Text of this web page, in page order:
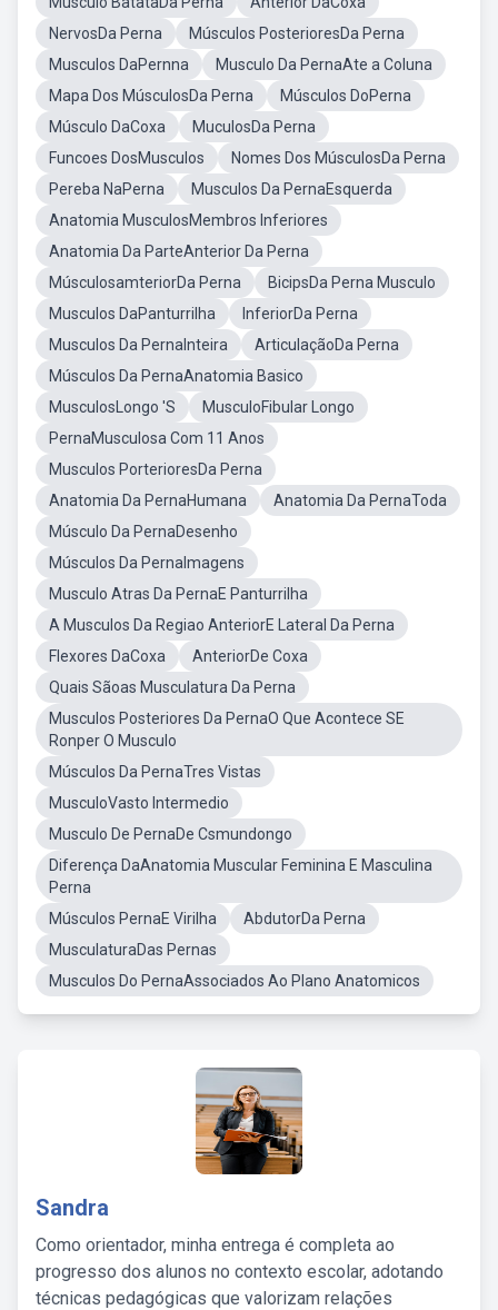
NervosDa Perna
Músculos PosterioresDa Perna
Musculos DaPernna
Musculo Da PernaAte a Coluna
Mapa Dos MúsculosDa Perna
Músculos DoPerna
Músculo DaCoxa
MuculosDa Perna
Funcoes DosMusculos
Nomes Dos MúsculosDa Perna
Pereba NaPerna
Musculos Da PernaEsquerda
Anatomia MusculosMembros Inferiores
Anatomia Da ParteAnterior Da Perna
MúsculosamteriorDa Perna
BicipsDa Perna Musculo
Musculos DaPanturrilha
InferiorDa Perna
Musculos Da PernaInteira
ArticulaçãoDa Perna
Músculos Da PernaAnatomia Basico
MusculosLongo 'S
MusculoFibular Longo
PernaMusculosa Com 11 Anos
Musculos PorterioresDa Perna
Anatomia Da PernaHumana
Anatomia Da PernaToda
Músculo Da PernaDesenho
Músculos Da PernaImagens
Musculo Atras Da PernaE Panturrilha
A Musculos Da Regiao AnteriorE Lateral Da Perna
Flexores DaCoxa
AnteriorDe Coxa
Quais Sãoas Musculatura Da Perna
Musculos Posteriores Da PernaO Que Acontece SE
Ronper O Musculo
Músculos Da PernaTres Vistas
MusculoVasto Intermedio
Musculo De PernaDe Csmundongo
Diferença DaAnatomia Muscular Feminina E Masculina
Perna
Músculos PernaE Virilha
AbdutorDa Perna
MusculaturaDas Pernas
Musculos Do PernaAssociados Ao Plano Anatomicos
Sandra
Como orientador, minha entrega é completa ao
progresso dos alunos no contexto escolar, adotando
técnicas pedagógicas que valorizam relações